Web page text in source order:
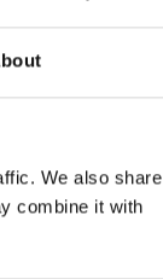
We also share
combine it with